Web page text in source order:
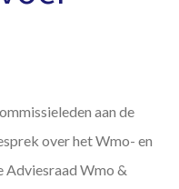
aan de
over het Wmo- en
Adviesraad Wmo &